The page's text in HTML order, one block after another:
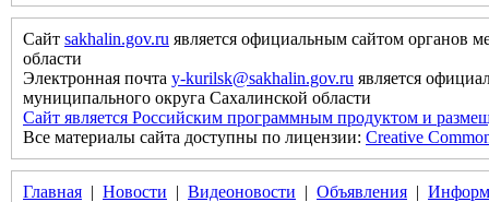
Сайт sakhalin.gov.ru является официальным сайтом органов
области
Электронная почта y-kurilsk@sakhalin.gov.ru является
муниципального округа Сахалинской области
Сайт является Российским программным продуктом и
Все материалы сайта доступны по лицензии: Creative
Главная | Новости | Видеоновости | Объявления |